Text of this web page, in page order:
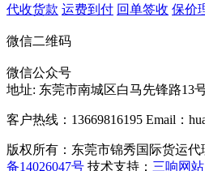
代收货款 运费到付 回单签收 保价
微信二维码
微信公众号
地址: 东莞市南城区白马先锋路13
客户热线：13669816195 Email：
版权所有：东莞市锦秀国际货运代
备14026047号 技术支持： 三响网站